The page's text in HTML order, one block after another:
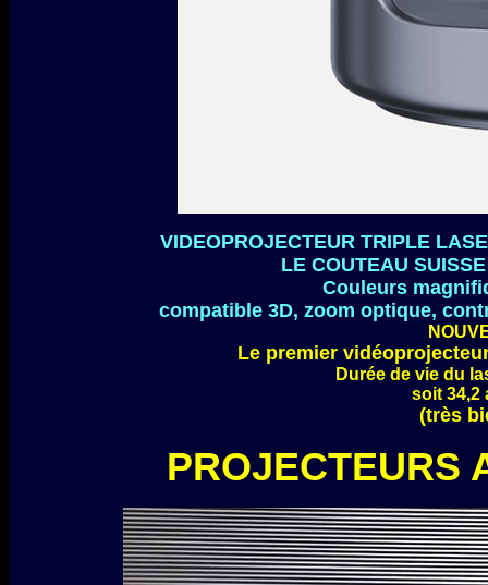
VIDEOPROJECTEUR TRIPLE
LE COUTEAU
Couleurs
compatible 3D, zoom optique,
Le premier
Durée de vie du
soit 34,2
(très
PROJECTEURS